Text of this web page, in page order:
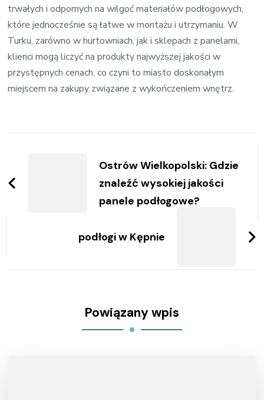
trwałych i odpornych na wilgoć materiałów podłogowych,
które jednocześnie są łatwe w montażu i utrzymaniu. W
Turku, zarówno w hurtowniach, jak i sklepach z panelami,
klienci mogą liczyć na produkty najwyższej jakości w
przystępnych cenach, co czyni to miasto doskonałym
miejscem na zakupy związane z wykończeniem wnętrz.
Ostrów Wielkopolski: Gdzie
znaleźć wysokiej jakości
panele podłogowe?
podłogi w Kępnie
Powiązany wpis